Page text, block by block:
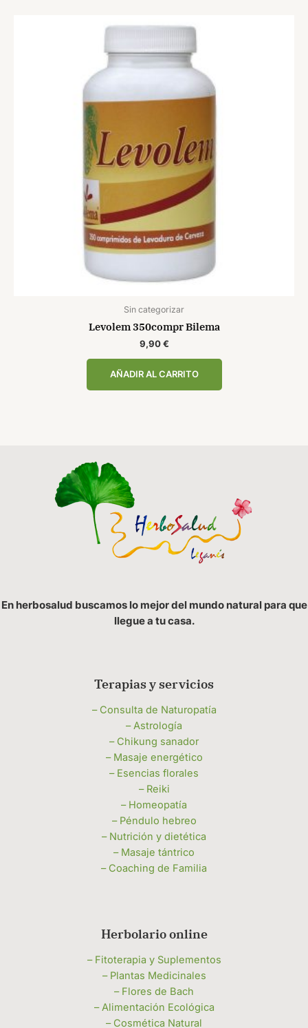
Sin categorizar
Levolem 350compr Bilema
9,90€
AÑADIR AL CARRITO
En herbosalud buscamos lo mejor del mundo natural para que
llegue a tu casa.
Terapias y servicios
– Consulta de Naturopatía
– Astrología
– Chikung sanador
– Masaje energético
– Esencias florales
– Reiki
– Homeopatía
– Péndulo hebreo
– Nutrición y dietética
– Masaje tántrico
– Coaching de Familia
Herbolario online
– Fitoterapia y Suplementos
– Plantas Medicinales
– Flores de Bach
– Alimentación Ecológica
– Cosmética Natural